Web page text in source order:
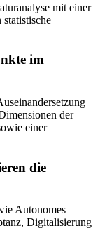
mit einer
im
der
einer
die
Autonomes
Digitalisierung